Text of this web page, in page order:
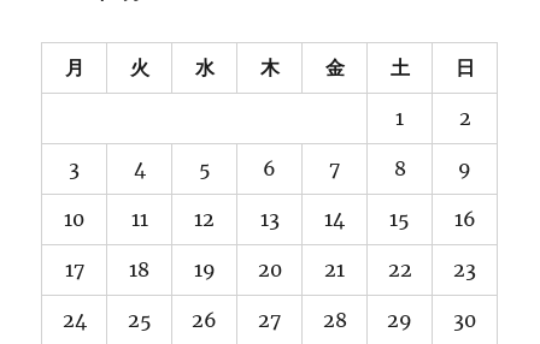
月 火 水 木 金 土 日
1 2
3 4 5 6 7 8 9
10 11 12 13 14 15 16
17 18 19 20 21 22 23
24 25 26 27 28 29 30